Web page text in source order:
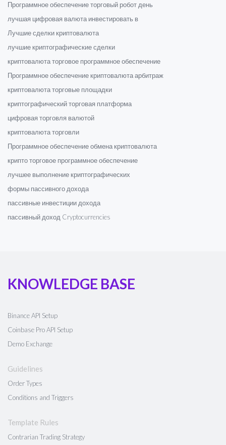
Программное обеспечение торговый робот день
лучшая цифровая валюта инвестировать в
Лучшие сделки криптовалюта
лучшие криптографические сделки
криптовалюта торговое программное обеспечение
Программное обеспечение криптовалюта арбитраж
криптовалюта торговые площадки
криптографический торговая платформа
цифровая торговля валютой
криптовалюта торговли
Программное обеспечение обмена криптовалюта
крипто торговое программное обеспечение
лучшее выполнение криптографических
формы пассивного дохода
пассивные инвестиции дохода
пассивный доход Cryptocurrencies
KNOWLEDGE BASE
Binance API Setup
Coinbase Pro API Setup
Demo Exchange
Guidelines
Order Types
Conditions and Triggers
Template Rules
Contrarian Trading Strategy